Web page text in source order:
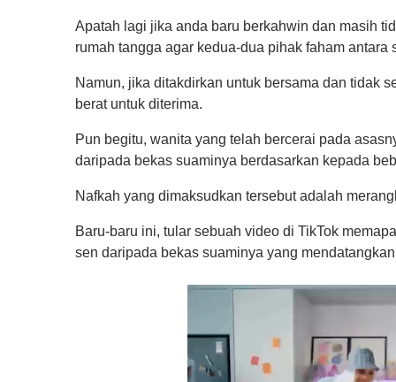
Apatah lagi jika anda baru berkahwin dan masih
rumah tangga agar kedua-dua pihak faham antara
Namun, jika ditakdirkan untuk bersama dan tidak
berat untuk diterima.
Pun begitu, wanita yang telah bercerai pada
daripada bekas suaminya berdasarkan kepada
Nafkah yang dimaksudkan tersebut adalah
Baru-baru ini, tular sebuah video di TikTok
sen daripada bekas suaminya yang